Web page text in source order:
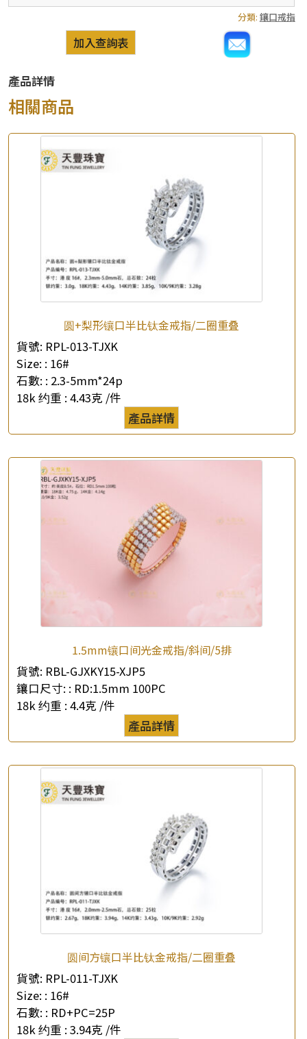
產品查詢
*你的名字
公司名稱
*e-mail
查詢以下產品
分類: 鑲口戒指
加入查詢表
產品詳情
相關商品
圆+梨形镶口半比钛金戒指/二圈重叠
貨號: RPL-013-TJXK
Size: : 16#
石數: : 2.3-5mm*24p
18k 约重 : 4.43克 /件
產品詳情
1.5mm镶口间光金戒指/斜间/5排
貨號: RBL-GJXKY15-XJP5
鑲口尺寸: : RD:1.5mm 100PC
18k 约重 : 4.4克 /件
產品詳情
圆间方镶口半比钛金戒指/二圈重叠
貨號: RPL-011-TJXK
Size: : 16#
石數: : RD+PC=25P
18k 约重 : 3.94克 /件